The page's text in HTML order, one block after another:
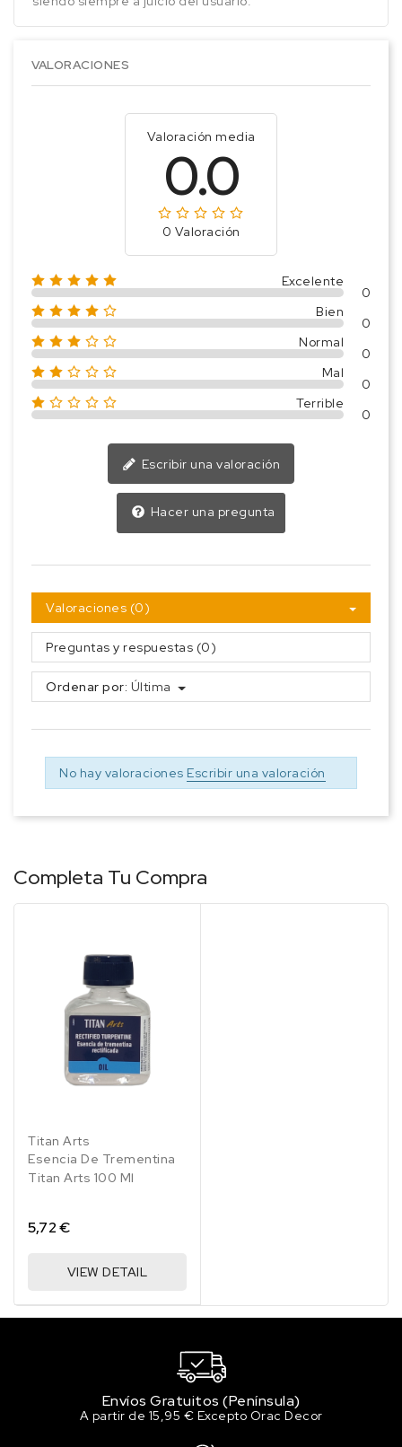
VALORACIONES
Valoración media
0.0
0 Valoración
Excelente
0
Bien
0
Normal
0
Mal
0
Terrible
0
Escribir una valoración
Hacer una pregunta
Valoraciones (0)
Preguntas y respuestas (0)
Ordenar por: Última
No hay valoraciones Escribir una valoración
Completa Tu Compra
Titan Arts
Esencia De Trementina
Titan Arts 100 Ml
5,72 €
VIEW DETAIL
Envíos Gratuitos (Península)
A partir de 15,95 € Excepto Orac Decor